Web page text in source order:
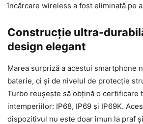
încărcare wireless a fost eliminată pe
Construcție ultra-
design elegant
Marea surpriză a acestui smartphone
baterie, ci și de nivelul de protecție
Turbo reușește să obțină o certificare
intemperiilor: IP68, IP69 și IP69K.
dispozitivul nu este doar imun la praf